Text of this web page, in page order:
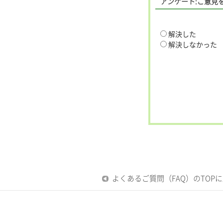
アンケート:ご意見
解決した
解決しなかった
よくあるご質問（FAQ）のTOP